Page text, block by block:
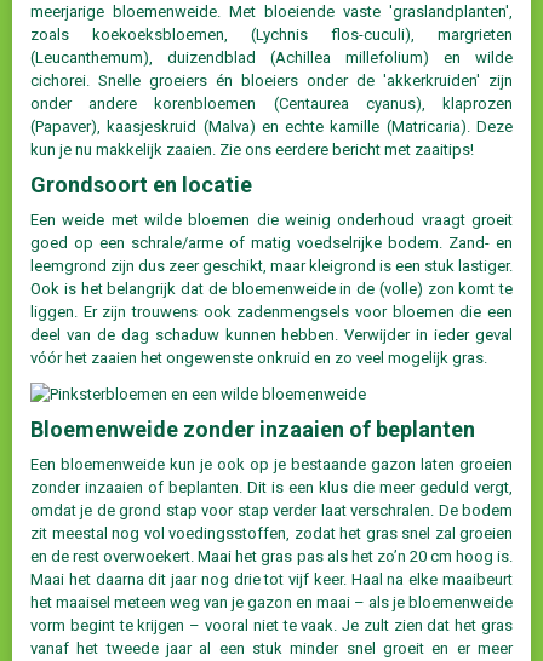
meerjarige bloemenweide. Met bloeiende vaste 'graslandplanten',
zoals koekoeksbloemen, (Lychnis flos-cuculi), margrieten
(Leucanthemum), duizendblad (Achillea millefolium) en wilde
cichorei. Snelle groeiers én bloeiers onder de 'akkerkruiden' zijn
onder andere korenbloemen (Centaurea cyanus), klaprozen
(Papaver), kaasjeskruid (Malva) en echte kamille (Matricaria). Deze
kun je nu makkelijk zaaien. Zie ons eerdere bericht met zaaitips!
Grondsoort en locatie
Een weide met wilde bloemen die weinig onderhoud vraagt groeit
goed op een schrale/arme of matig voedselrijke bodem. Zand- en
leemgrond zijn dus zeer geschikt, maar kleigrond is een stuk lastiger.
Ook is het belangrijk dat de bloemenweide in de (volle) zon komt te
liggen. Er zijn trouwens ook zadenmengsels voor bloemen die een
deel van de dag schaduw kunnen hebben. Verwijder in ieder geval
vóór het zaaien het ongewenste onkruid en zo veel mogelijk gras.
Bloemenweide zonder inzaaien of beplanten
Een bloemenweide kun je ook op je bestaande gazon laten groeien
zonder inzaaien of beplanten. Dit is een klus die meer geduld vergt,
omdat je de grond stap voor stap verder laat verschralen. De bodem
zit meestal nog vol voedingsstoffen, zodat het gras snel zal groeien
en de rest overwoekert. Maai het gras pas als het zo’n 20 cm hoog is.
Maai het daarna dit jaar nog drie tot vijf keer. Haal na elke maaibeurt
het maaisel meteen weg van je gazon en maai – als je bloemenweide
vorm begint te krijgen – vooral niet te vaak. Je zult zien dat het gras
vanaf het tweede jaar al een stuk minder snel groeit en er meer